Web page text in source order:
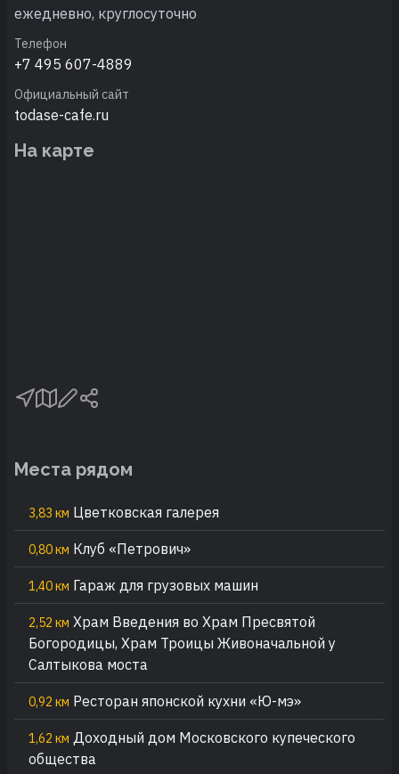
ежедневно, круглосуточно
Телефон
+7 495 607-4889
Официальный сайт
todase-cafe.ru
На карте
Места рядом
3,83 км Цветковская галерея
0,80 км Клуб «Петрович»
1,40 км Гараж для грузовых машин
2,52 км Храм Введения во Храм Пресвятой
Богородицы, Храм Троицы Живоначальной у
Салтыкова моста
0,92 км Ресторан японской кухни «Ю-мэ»
1,62 км Доходный дом Московского купеческого
общества